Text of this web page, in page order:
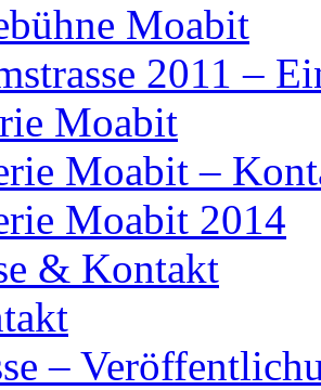
Moabit
2011 –
Moabit
Moabit –
Moabit 2014
& Kontakt
–